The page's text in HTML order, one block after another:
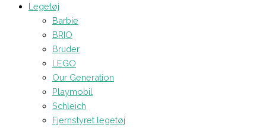
Legetøj
Barbie
BRIO
Bruder
LEGO
Our Generation
Playmobil
Schleich
Fjernstyret legetøj